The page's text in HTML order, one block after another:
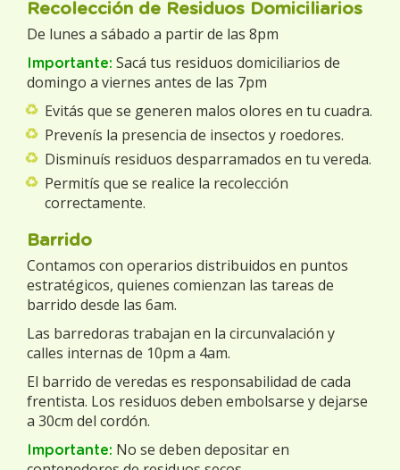
Recolección de Residuos Domiciliarios
De lunes a sábado a partir de las 8pm
Importante: Sacá tus residuos domiciliarios de
domingo a viernes antes de las 7pm
Evitás que se generen malos olores en tu cuadra.
Prevenís la presencia de insectos y roedores.
Disminuís residuos desparramados en tu vereda.
Permitís que se realice la recolección
correctamente.
Barrido
Contamos con operarios distribuidos en puntos
estratégicos, quienes comienzan las tareas de
barrido desde las 6am.
Las barredoras trabajan en la circunvalación y
calles internas de 10pm a 4am.
El barrido de veredas es responsabilidad de cada
frentista. Los residuos deben embolsarse y dejarse
a 30cm del cordón.
Importante: No se deben depositar en